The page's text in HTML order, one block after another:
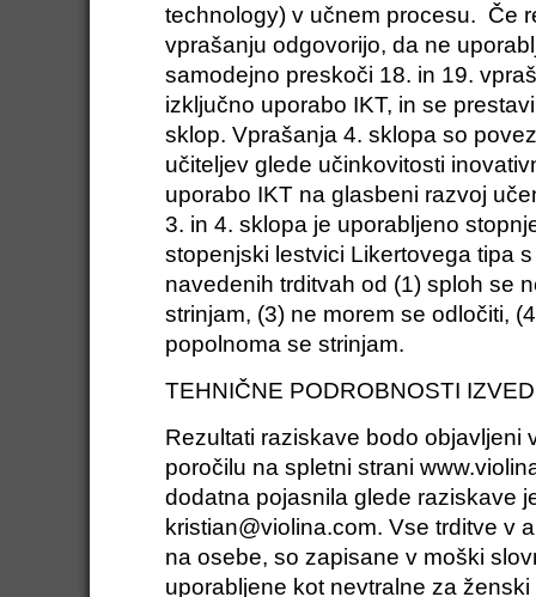
technology) v učnem procesu. Če
vprašanju odgovorijo, da ne
samodejno preskoči 18. in 19.
izključno uporabo IKT, in se
sklop. Vprašanja 4. sklopa so
učiteljev glede učinkovitosti
uporabo IKT na glasbeni razvoj
3. in 4. sklopa je uporabljeno
stopenjski lestvici Likertovega tipa
navedenih trditvah od (1) sploh se
strinjam, (3) ne morem se odločiti,
popolnoma se strinjam.
TEHNIČNE PODROBNOSTI
Rezultati raziskave bodo objavljeni
poročilu na spletni strani
dodatna pojasnila glede raziskave
kristian@violina.com. Vse trditve v
na osebe, so zapisane v moški
uporabljene kot nevtralne za